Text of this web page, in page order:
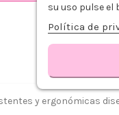
y ergonómicas
su uso pulse el
Política de